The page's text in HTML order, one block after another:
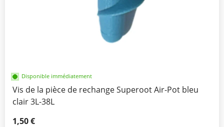
Disponible immédiatement
Vis de la pièce de rechange Superoot Air-Pot bleu
clair 3L-38L
1,50 €